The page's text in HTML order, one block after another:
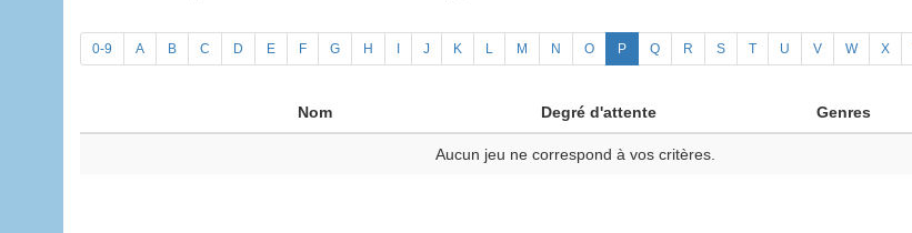
0-9 A B C D E F G H J K L M N O P Q R S T U V W X
Nom Degré d'attente Genres
Aucun jeu ne correspond à vos critères.